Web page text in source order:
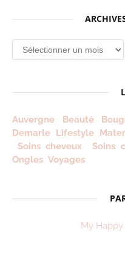
Archives
depuis
Auvergne Beauté
Demarle Lifestyle
Soins cheveux
Soins
Ongles Voyages
My